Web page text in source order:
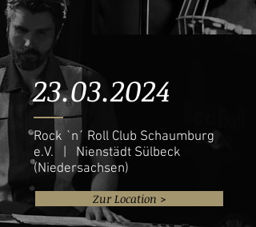
23.03.2024
Rock `n´ Roll Club Schaumburg
e.V. | Nienstädt Sülbeck
(Niedersachsen)
Zur Location >